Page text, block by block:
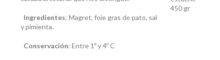
Ingredientes: Magret, foie gras de pato, sal
y pimienta.
Conservación: Entre 1º y 4º C
450 gr